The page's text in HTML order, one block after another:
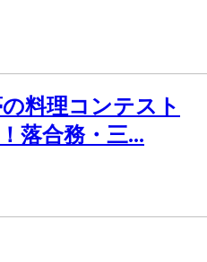
料理コンテスト
落合務・三...